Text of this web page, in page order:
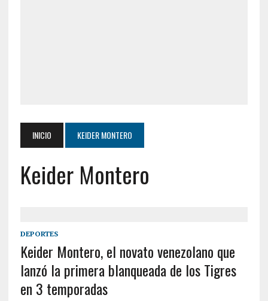
INICIO KEIDER MONTERO
Keider Montero
DEPORTES
Keider Montero, el novato venezolano que
lanzó la primera blanqueada de los Tigres
en 3 temporadas